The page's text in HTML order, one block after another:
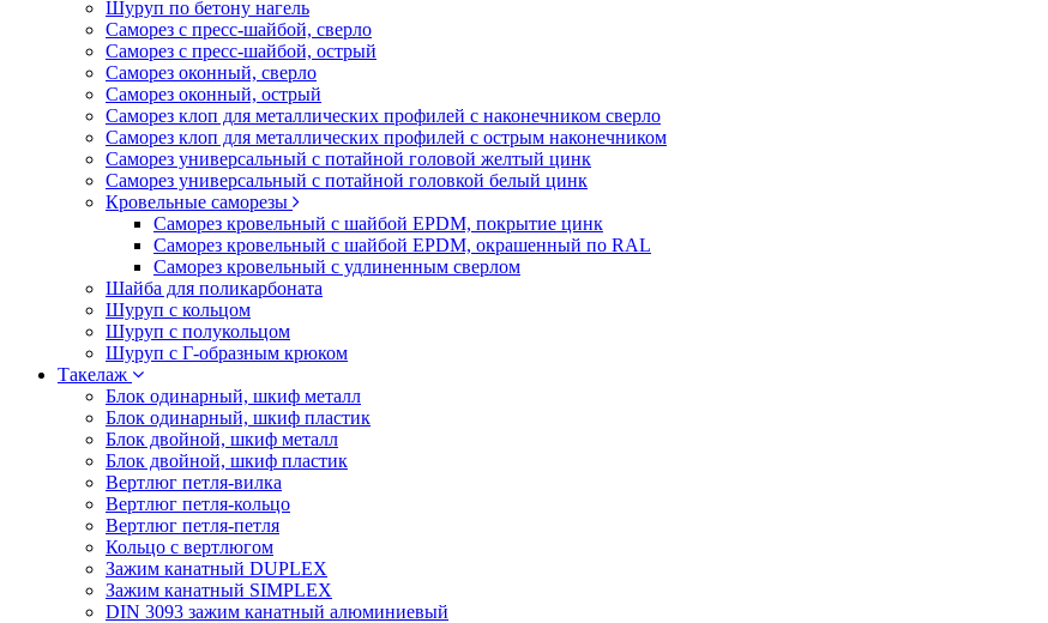
Шуруп по бетону нагель
Саморез с пресс-шайбой, сверло
Саморез с пресс-шайбой, острый
Саморез оконный, сверло
Саморез оконный, острый
Саморез клоп для металлических профилей с наконечником сверло
Саморез клоп для металлических профилей с острым наконечником
Саморез универсальный с потайной головой желтый цинк
Саморез универсальный с потайной головкой белый цинк
Кровельные саморезы
Саморез кровельный с шайбой EPDM, покрытие цинк
Саморез кровельный с шайбой EPDM, окрашенный по RAL
Саморез кровельный с удлиненным сверлом
Шайба для поликарбоната
Шуруп с кольцом
Шуруп с полукольцом
Шуруп с Г-образным крюком
Такелаж
Блок одинарный, шкиф металл
Блок одинарный, шкиф пластик
Блок двойной, шкиф металл
Блок двойной, шкиф пластик
Вертлюг петля-вилка
Вертлюг петля-кольцо
Вертлюг петля-петля
Кольцо с вертлюгом
Зажим канатный DUPLEX
Зажим канатный SIMPLEX
DIN 3093 зажим канатный алюминиевый